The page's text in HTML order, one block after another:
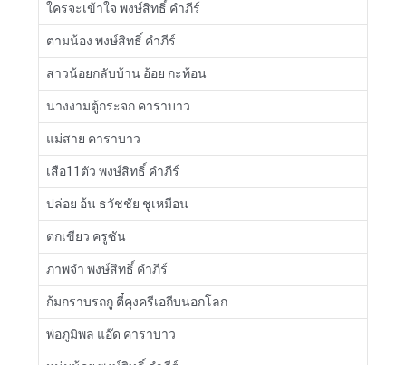
ใครจะเข้าใจ พงษ์สิทธิ์ คำภีร์
ตามน้อง พงษ์สิทธิ์ คำภีร์
สาวน้อยกลับบ้าน อ้อย กะท้อน
นางงามตู้กระจก คาราบาว
แม่สาย คาราบาว
เสือ11ตัว พงษ์สิทธิ์ คำภีร์
ปล่อย อ้น ธวัชชัย ชูเหมือน
ตกเขียว ครูซัน
ภาพจำ พงษ์สิทธิ์ คำภีร์
ก้มกราบรถกู ตี๋คุงครีเอถีบนอกโลก
พ่อภูมิพล แอ๊ด คาราบาว